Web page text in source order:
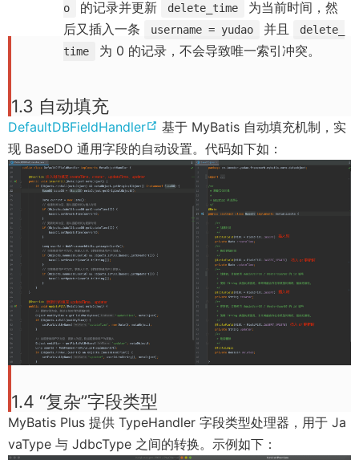
o 的记录并更新 delete_time
为当前时间，然
后又插入一条
username = yudao 并且
delete_
time
为 0 的记录，不会导致唯一索引冲突。
1.3 自动填充
DefaultDBFieldHandler
(
o
e
n
w
)
基于 MyBatis 自动填充机制，实
现 BaseDO 通用字段的自动设置。代码如下如：
1.4 “复杂”字段类型
MyBatis Plus 提供 TypeHandler 字段类型处理器，用于 Ja
vaType 与 JdbcType 之间的转换。示例如下：